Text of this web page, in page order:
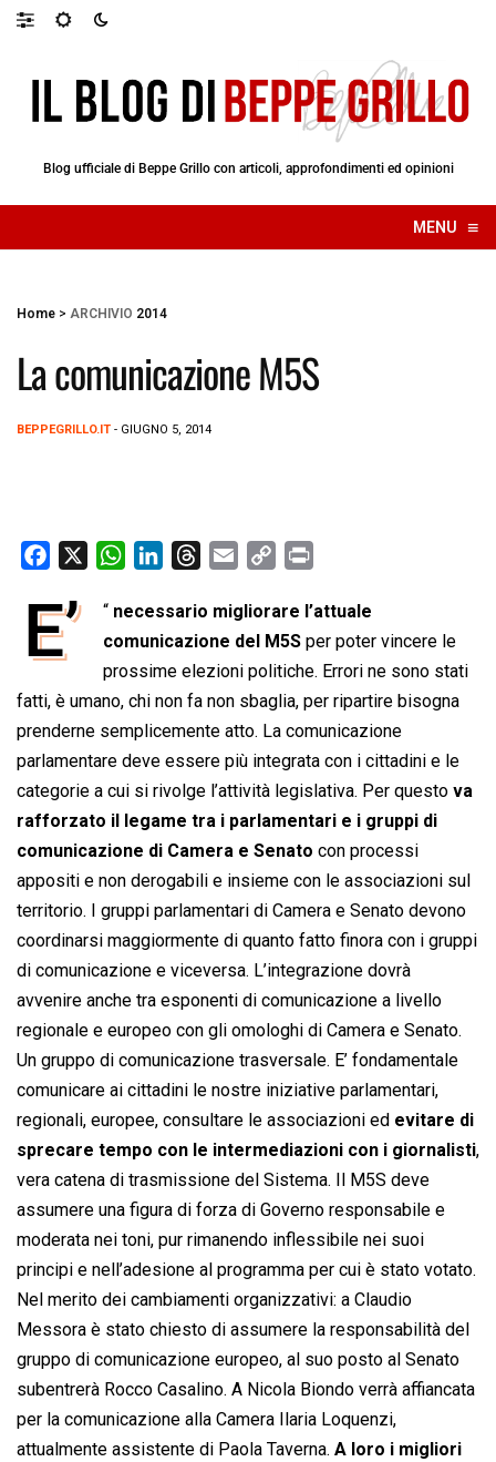
Blog ufficiale di Beppe Grillo con articoli, approfondimenti ed opinioni
MENU ≡
☰
Home > ARCHIVIO 2014
La comunicazione M5S
BEPPEGRILLO.IT - GIUGNO 5, 2014
c
e
o
o
k
W
a
t
s
A
p
p
n
k
e
d
I
n
r
e
a
d
s
a
i
l
p
y
L
i
n
k
i
n
t
“
E’
necessario migliorare l’attuale
comunicazione del M5S per poter vincere le
prossime elezioni politiche. Errori ne sono stati
fatti, è umano, chi non fa non sbaglia, per ripartire bisogna
prenderne semplicemente atto. La comunicazione
parlamentare deve essere più integrata con i cittadini e le
categorie a cui si rivolge l’attività legislativa. Per questo va
rafforzato il legame tra i parlamentari e i gruppi di
comunicazione di Camera e Senato con processi
appositi e non derogabili e insieme con le associazioni sul
territorio. I gruppi parlamentari di Camera e Senato devono
coordinarsi maggiormente di quanto fatto finora con i gruppi
di comunicazione e viceversa. L’integrazione dovrà
avvenire anche tra esponenti di comunicazione a livello
regionale e europeo con gli omologhi di Camera e Senato.
Un gruppo di comunicazione trasversale. E’ fondamentale
comunicare ai cittadini le nostre iniziative parlamentari,
regionali, europee, consultare le associazioni ed evitare di
sprecare tempo con le intermediazioni con i giornalisti,
vera catena di trasmissione del Sistema. Il M5S deve
assumere una figura di forza di Governo responsabile e
moderata nei toni, pur rimanendo inflessibile nei suoi
principi e nell’adesione al programma per cui è stato votato.
Nel merito dei cambiamenti organizzativi: a Claudio
Messora è stato chiesto di assumere la responsabilità del
gruppo di comunicazione europeo, al suo posto al Senato
subentrerà Rocco Casalino. A Nicola Biondo verrà affiancata
per la comunicazione alla Camera Ilaria Loquenzi,
attualmente assistente di Paola Taverna. A loro i migliori